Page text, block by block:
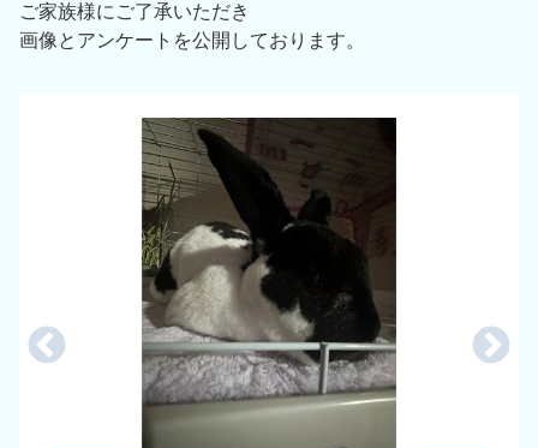
ご家族様にご了承いただき
画像とアンケートを公開しております。